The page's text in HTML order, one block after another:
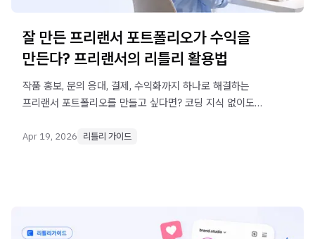
잘 만든 프리랜서 포트폴리오가 수익을
만든다? 프리랜서의 리틀리 활용법
작품 홍보, 문의 응대, 결제, 수익화까지 하나로 해결하는
프리랜서 포트폴리오를 만들고 싶다면? 코딩 지식 없이도
알려드립니다.
Apr 19, 2026 리틀리 가이드